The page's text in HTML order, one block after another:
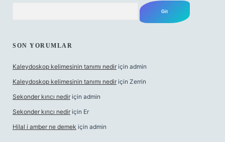
SON YORUMLAR
Kaleydoskop kelimesinin tanımı nedir için admin
Kaleydoskop kelimesinin tanımı nedir için Zerrin
Sekonder kırıcı nedir için admin
Sekonder kırıcı nedir için Er
Hilal i amber ne demek için admin